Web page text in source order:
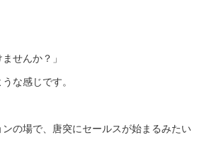
せんか？」
な感じです。
の場で、 唐突にセールスが始まるみたい